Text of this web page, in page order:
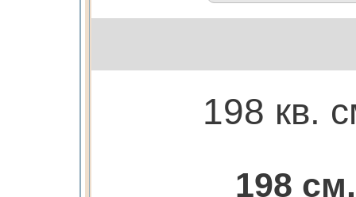
198 кв.
198 см.